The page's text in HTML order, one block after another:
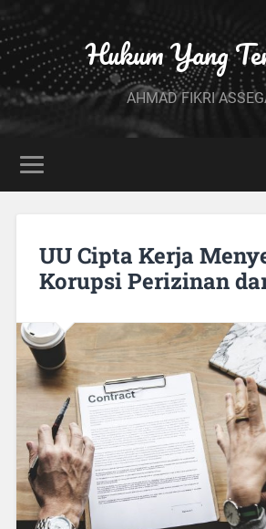
Hukum Yang
AHMAD FIKRI
UU Cipta Kerja
Korupsi Perizinan